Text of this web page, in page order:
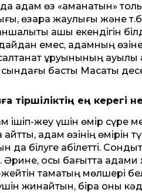
адам өз «аманатын»
өзара жаулығы және т.б
қашық екендігін
емес, адамның
құруынының
басты Мақсаты
тіршіліктің ең керегі
ішіп-жеу үшін өмір сүре
адам өзінің өмірін
да білуге қабілетті.
Әрине, осы бағытта адами
тамақтың мөлшері
жинайтын, бірақ оны